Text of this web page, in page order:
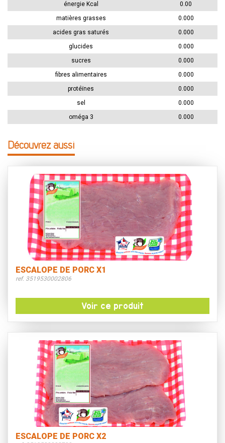
énergie Kcal
0.00
matières grasses
0.000
acides gras saturés
0.000
glucides
0.000
sucres
0.000
fibres alimentaires
0.000
protéïnes
0.000
sel
0.000
oméga 3
0.000
Découvrez aussi
ESCALOPE DE PORC X1
ref. 3519530002806
Voir ce produit
ESCALOPE DE PORC X2